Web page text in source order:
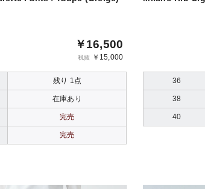
￥16,500
税抜 ￥15,000
残り 1点
在庫あり
完売
完売
36
38
40